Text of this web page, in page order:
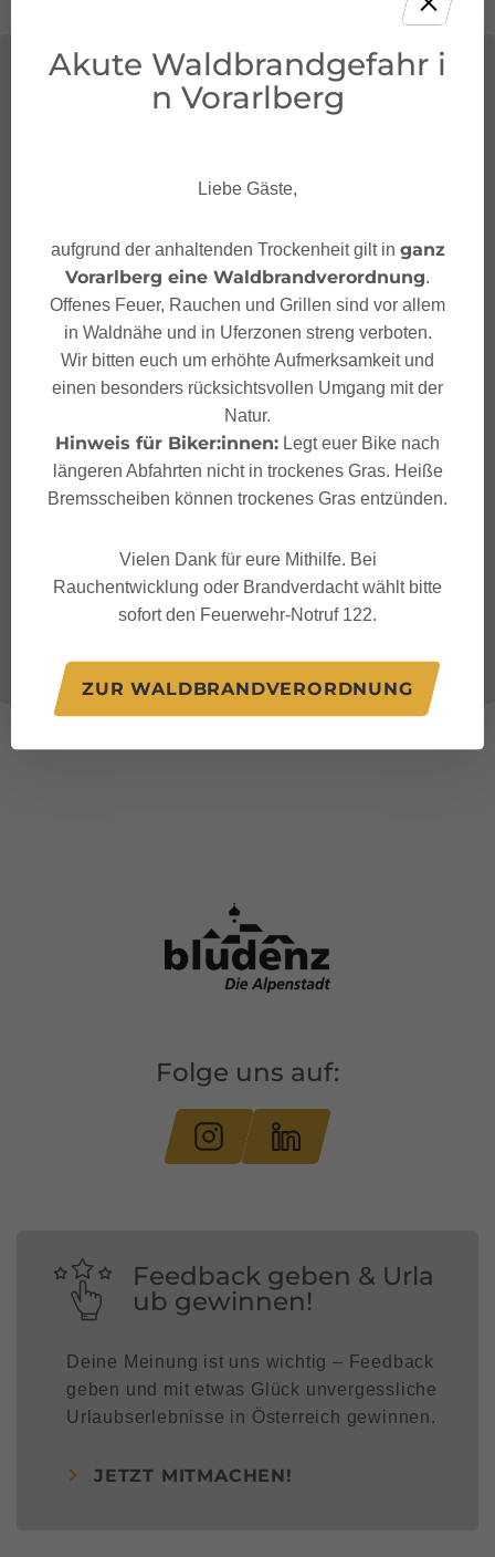
Folge uns auf:
Feedback geben & Urla
ub gewinnen!
Deine Meinung ist uns wichtig – Feedback
geben und mit etwas Glück unvergessliche
Urlaubserlebnisse in Österreich gewinnen.
JETZT MITMACHEN!
Akute Waldbrandgefahr i
n Vorarlberg
Liebe Gäste,
aufgrund der anhaltenden Trockenheit gilt in ganz
Vorarlberg eine Waldbrandverordnung
Offenes Feuer, Rauchen und Grillen sind vor allem
in Waldnähe und in Uferzonen streng verboten.
Wir bitten euch um erhöhte Aufmerksamkeit und
einen besonders rücksichtsvollen Umgang mit der
Natur.
Hinweis für Biker:innen: Legt euer Bike nach
längeren Abfahrten nicht in trockenes Gras. Heiße
Bremsscheiben können trockenes Gras entzünden.
Vielen Dank für eure Mithilfe. Bei
Rauchentwicklung oder Brandverdacht wählt bitte
sofort den Feuerwehr-Notruf 122.
ZUR WALDBRANDVERORDNUNG